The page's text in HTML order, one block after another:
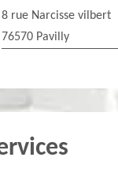
8 rue Narcisse vilbert
76570 Pavilly